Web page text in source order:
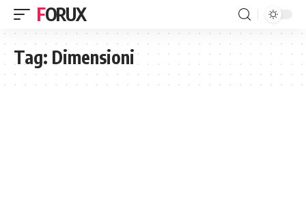
FORUX
Tag: Dimensioni